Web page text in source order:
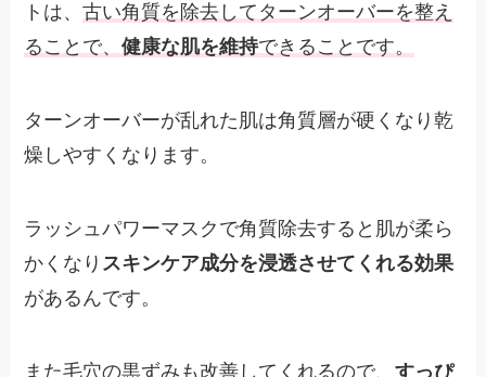
トは、古い角質を除去してターンオーバーを整え
ることで、健康な肌を維持できることです。
ターンオーバーが乱れた肌は角質層が硬くなり乾
燥しやすくなります。
ラッシュパワーマスクで角質除去すると肌が柔ら
かくなり スキンケア成分を浸透させてくれる効果
があるんです。
また毛穴の黒ずみも改善してくれるので、すっぴ